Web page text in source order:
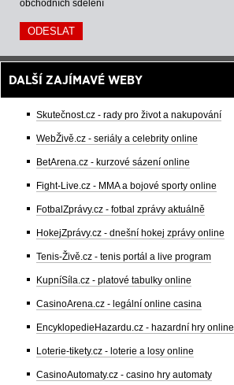
obchodních sdělení
DALŠÍ ZAJÍMAVÉ WEBY
Skutečnost.cz - rady pro život a nakupování
WebŽivě.cz - seriály a celebrity online
BetArena.cz - kurzové sázení online
Fight-Live.cz - MMA a bojové sporty online
FotbalZprávy.cz - fotbal zprávy aktuálně
HokejZprávy.cz - dnešní hokej zprávy online
Tenis-Živě.cz - tenis portál a live program
KupníSíla.cz - platové tabulky online
CasinoArena.cz - legální online casina
EncyklopedieHazardu.cz - hazardní hry online
Loterie-tikety.cz - loterie a losy online
CasinoAutomaty.cz - casino hry automaty